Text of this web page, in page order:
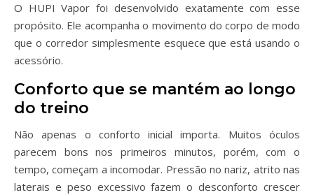
O HUPI Vapor foi desenvolvido exatamente com esse
propósito. Ele acompanha o movimento do corpo de modo
que o corredor simplesmente esquece que está usando o
acessório.
Conforto que se mantém ao longo
do treino
Não apenas o conforto inicial importa. Muitos óculos
parecem bons nos primeiros minutos, porém, com o
tempo, começam a incomodar. Pressão no nariz, atrito nas
laterais e peso excessivo fazem o desconforto crescer